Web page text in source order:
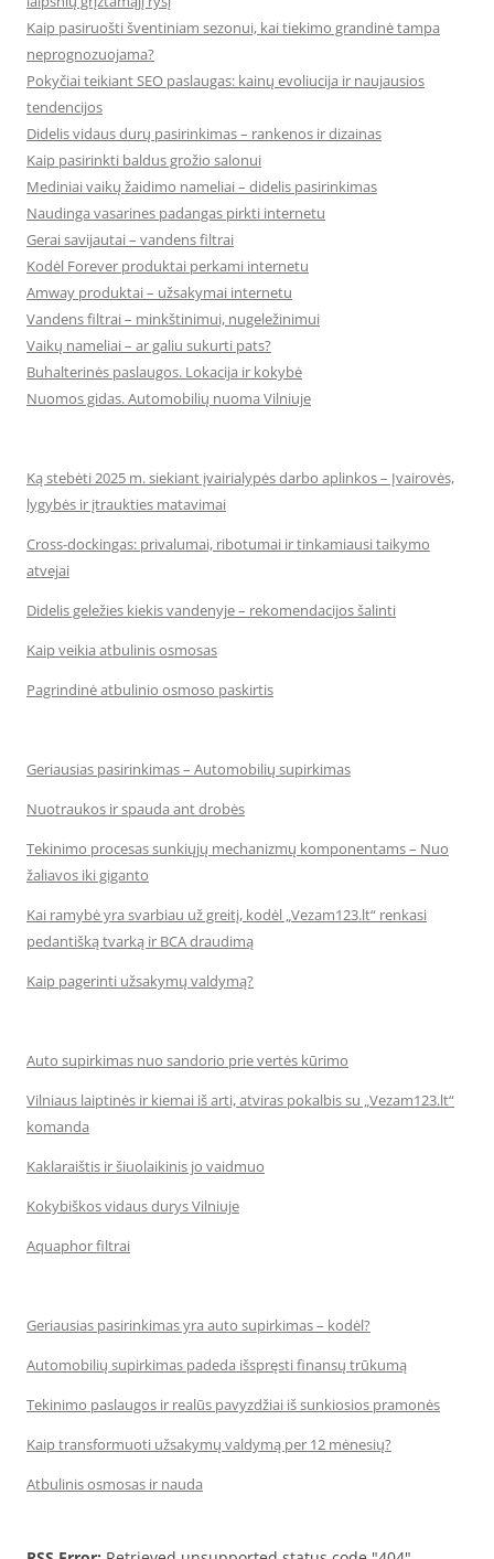
Kaip pasiruošti šventiniam sezonui, kai tiekimo grandinė tampa
neprognozuojama?
Pokyčiai teikiant SEO paslaugas: kainų evoliucija ir naujausios
tendencijos
Didelis vidaus durų pasirinkimas – rankenos ir dizainas
Kaip pasirinkti baldus grožio salonui
Mediniai vaikų žaidimo nameliai – didelis pasirinkimas
Naudinga vasarines padangas pirkti internetu
Gerai savijautai – vandens filtrai
Kodėl Forever produktai perkami internetu
Amway produktai – užsakymai internetu
Vandens filtrai – minkštinimui, nugeležinimui
Vaikų nameliai – ar galiu sukurti pats?
Buhalterinės paslaugos. Lokacija ir kokybė
Nuomos gidas. Automobilių nuoma Vilniuje
Ką stebėti 2025 m. siekiant įvairialypės darbo aplinkos – Įvairovės,
lygybės ir įtraukties matavimai
Cross-dockingas: privalumai, ribotumai ir tinkamiausi taikymo
atvejai
Didelis geležies kiekis vandenyje – rekomendacijos šalinti
Kaip veikia atbulinis osmosas
Pagrindinė atbulinio osmoso paskirtis
Geriausias pasirinkimas – Automobilių supirkimas
Nuotraukos ir spauda ant drobės
Tekinimo procesas sunkiųjų mechanizmų komponentams – Nuo
žaliavos iki giganto
Kai ramybė yra svarbiau už greitį, kodėl „Vezam123.lt“ renkasi
pedantišką tvarką ir BCA draudimą
Kaip pagerinti užsakymų valdymą?
Auto supirkimas nuo sandorio prie vertės kūrimo
Vilniaus laiptinės ir kiemai iš arti, atviras pokalbis su „Vezam123.lt“
komanda
Kaklaraištis ir šiuolaikinis jo vaidmuo
Kokybiškos vidaus durys Vilniuje
Aquaphor filtrai
Geriausias pasirinkimas yra auto supirkimas – kodėl?
Automobilių supirkimas padeda išspręsti finansų trūkumą
Tekinimo paslaugos ir realūs pavyzdžiai iš sunkiosios pramonės
Kaip transformuoti užsakymų valdymą per 12 mėnesių?
Atbulinis osmosas ir nauda